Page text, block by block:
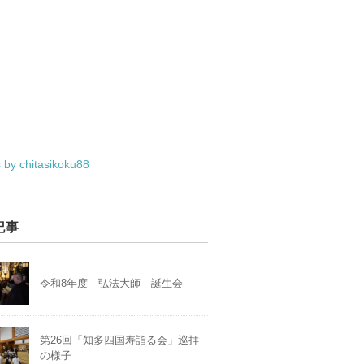
by chitasikoku88
事
令和8年度 弘法大師 誕生会
第26回「知多四国寿詣る会」巡拝
の様子